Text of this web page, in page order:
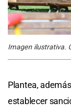
Imagen ilustrativa.
Plantea,
establecer